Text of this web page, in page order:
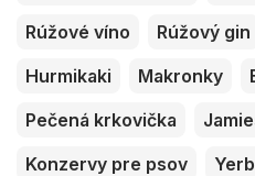
Rúžové víno
Rúžový gin
Hurmikaki
Makronky
Pečená krkovička
Konzervy pre psov